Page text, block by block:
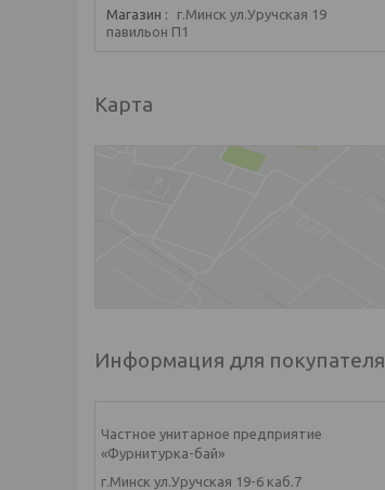
Магазин
г.Минск ул.Уручская 19
павильон П1
Карта
Информация для покупателя
Частное унитарное предприятие
«Фурнитурка-бай»
г.Минск ул.Уручская 19-6 каб.7